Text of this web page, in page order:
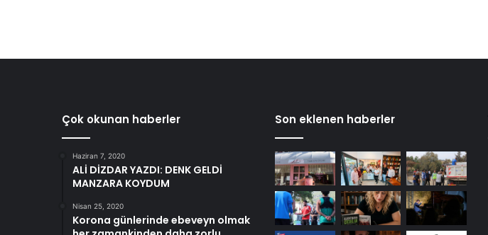
Çok okunan haberler
Haziran 7, 2020
ALİ DİZDAR YAZDI: DENK GELDİ
MANZARA KOYDUM
Nisan 25, 2020
Korona günlerinde ebeveyn olmak
Son eklenen haberler